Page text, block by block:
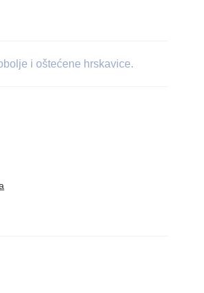
i oštećene hrskavice.